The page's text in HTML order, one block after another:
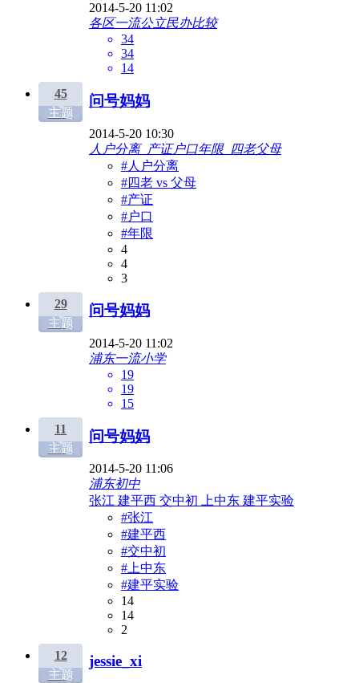
2014-5-20 11:02
各区一流公立民办比较
34
34
14
45
主题
问号妈妈
2014-5-20 10:30
人户分离_产证户口年限_四老父母
#人户分离
#四老 vs 父母
#产证
#户口
#年限
4
4
3
29
主题
问号妈妈
2014-5-20 11:02
浦东一流小学
19
19
15
11
主题
问号妈妈
2014-5-20 11:06
浦东初中
张江 建平西 交中初 上中东 建平实验
#张江
#建平西
#交中初
#上中东
#建平实验
14
14
2
12
主题
jessie_xi